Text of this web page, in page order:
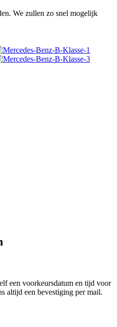
We zullen zo snel mogelijk
een voorkeursdatum en tijd voor
altijd een bevestiging per mail.